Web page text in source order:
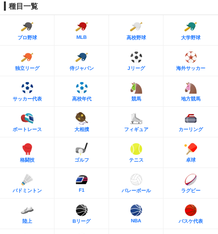
種目一覧
プロ野球 MLB 高校野球 大学野球
独立リーグ 侍ジャパン Jリーグ 海外サッカー
サッカー代表 高校年代 競馬 地方競馬
ボートレース 大相撲 フィギュア カーリング
格闘技 ゴルフ テニス 卓球
バドミントン F1 バレーボール ラグビー
陸上 Bリーグ NBA バスケ代表